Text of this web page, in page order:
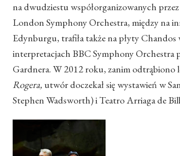
na dwudziestu współorganizowanych
London Symphony Orchestra, między na
Edynburgu, trafiła także na płyty
interpretacjach BBC Symphony Orchestra
Gardnera. W 2012 roku, zanim odtrąbiono
Rogera, utwór doczekał się wystawień w
Stephen Wadsworth) i Teatro Arriaga de